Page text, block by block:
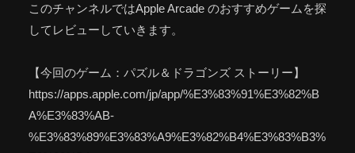
このチャンネルではApple Arcade のおすすめゲームを探
してレビューしていきます。
【今回のゲーム：パズル＆ドラゴンズ ストーリー】
https://apps.apple.com/jp/app/%E3%83%91%E3%82%B
A%E3%83%AB-
%E3%83%89%E3%83%A9%E3%82%B4%E3%83%B3%